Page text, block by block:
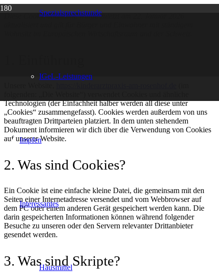
Spezialsprechstunde
IGeL-Leistungen
Impfen
Interessantes
Hausmittel
Diese Cookie-Richtlinie wurde zuletzt am 22. Januar 2026
Technologien (der Einfachheit halber werden all diese unter
„Cookies“ zusammengefasst). Cookies werden außerdem von uns
beauftragten Drittparteien platziert. In dem unten stehendem
Dokument informieren wir dich über die Verwendung von Cookies
auf unserer Website.
2. Was sind Cookies?
Ein Cookie ist eine einfache kleine Datei, die gemeinsam mit den
Seiten einer Internetadresse versendet und vom Webbrowser auf
dem PC oder einem anderen Gerät gespeichert werden kann. Die
darin gespeicherten Informationen können während folgender
Besuche zu unseren oder den Servern relevanter Drittanbieter
gesendet werden.
3. Was sind Skripte?